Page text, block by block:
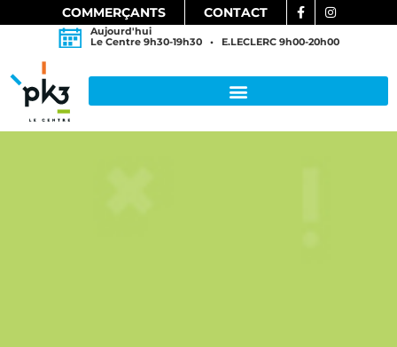
Aujourd'hui
Le Centre 9h30-19h30 • E.LECLERC 9h00-20h00
COMMERÇANTS CONTACT